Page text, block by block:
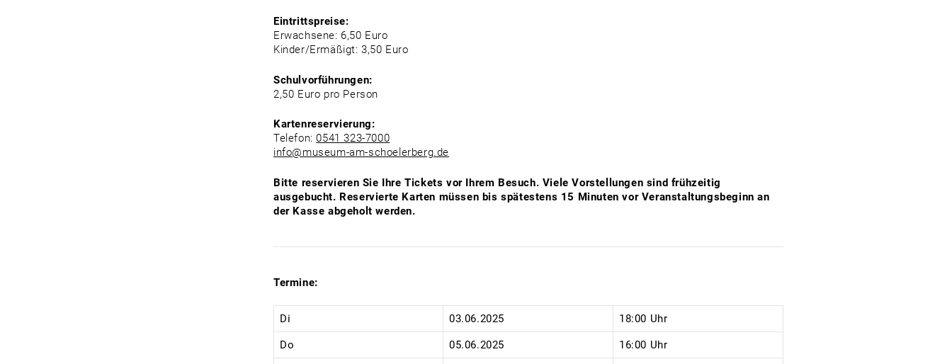
Eintrittspreise:
Erwachsene: 6,50 Euro
Kinder/Ermäßigt: 3,50 Euro
Schulvorführungen:
2,50 Euro pro Person
Kartenreservierung:
Telefon:0541 323-7000
info@museum-am-schoelerberg.de
Bitte reservieren Sie Ihre Tickets vor Ihrem Besuch. Viele Vorstellungen sind frühzeitig
ausgebucht. Reservierte Karten müssen bis spätestens 15 Minuten vor Veranstaltungsbeginn an
der Kasse abgeholt werden.
Termine:
Di 03.06.2025 18:00 Uhr
Do 05.06.2025 16:00 Uhr